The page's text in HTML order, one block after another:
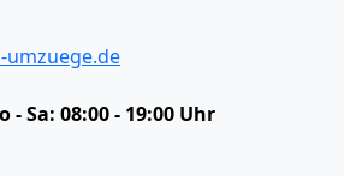
umzuege.de
- Sa: 08:00 - 19:00 Uhr